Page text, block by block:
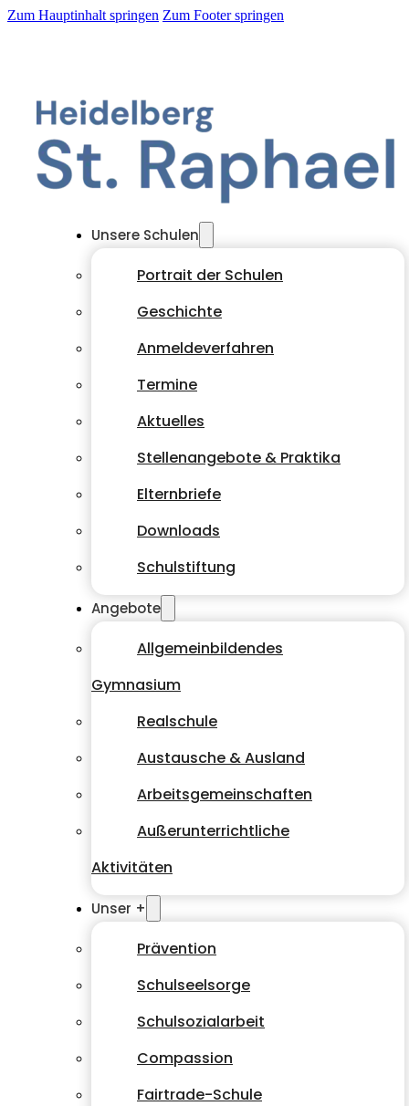
Zum Hauptinhalt springen Zum Footer springen
Unsere Schulen
Portrait der Schulen
Geschichte
Anmeldeverfahren
Termine
Aktuelles
Stellenangebote & Praktika
Elternbriefe
Downloads
Schulstiftung
Angebote
Allgemeinbildendes
Gymnasium
Realschule
Austausche & Ausland
Arbeitsgemeinschaften
Außerunterrichtliche
Aktivitäten
Unser +
Prävention
Schulseelsorge
Schulsozialarbeit
Compassion
Fairtrade-Schule